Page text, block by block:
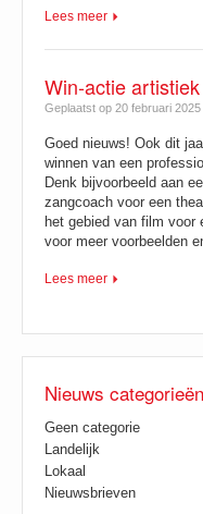
Lees meer
Win-actie
Geplaatst op 20 februari 2025
Goed nieuws! Ook dit
winnen van een
Denk bijvoorbeeld aan
zangcoach voor een
het gebied van film
voor meer voorbeelden
Lees meer
Nieuws categorieën
Geen categorie
Landelijk
Lokaal
Nieuwsbrieven